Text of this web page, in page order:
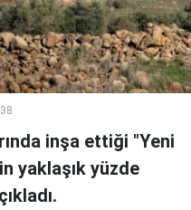
inşa ettiği "Yeni
yaklaşık yüzde